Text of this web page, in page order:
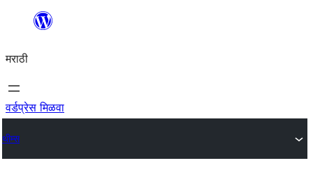
सामुग्रीवर
मराठी
वर्डप्रेस मिळवा
थीम्स